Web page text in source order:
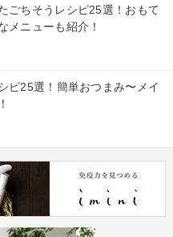
ごちそうレシピ25選！おもて
メニューも紹介！
ピ25選！簡単おつまみ〜メイ